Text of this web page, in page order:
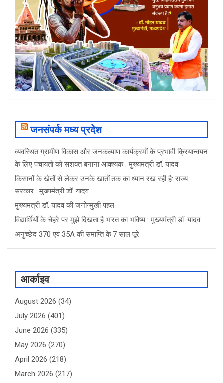
जनसंपर्क मध्य प्रदेश
व्यवस्थित ग्रामीण विकास और जनकल्याण कार्यक्रमों के प्रभावी क्रियान्वयन
के लिए पंचायतों को सशक्त बनाना आवश्यक : मुख्यमंत्री डॉ. यादव
किसानों के खेतों से लेकर उनके खातों तक का ध्यान रख रही है: राज्य
सरकार : मुख्यमंत्री डॉ. यादव
मुख्यमंत्री डॉ. यादव की जनोन्मुखी पहल
विद्यार्थियों के चेहरे पर मुझे दिखता है भारत का भविष्य : मुख्यमंत्री डॉ. यादव
अनुच्छेद 370 एवं 35A की समाप्ति के 7 साल पूरे
आर्काइव
August 2026 (34)
July 2026 (401)
June 2026 (335)
May 2026 (270)
April 2026 (218)
March 2026 (217)